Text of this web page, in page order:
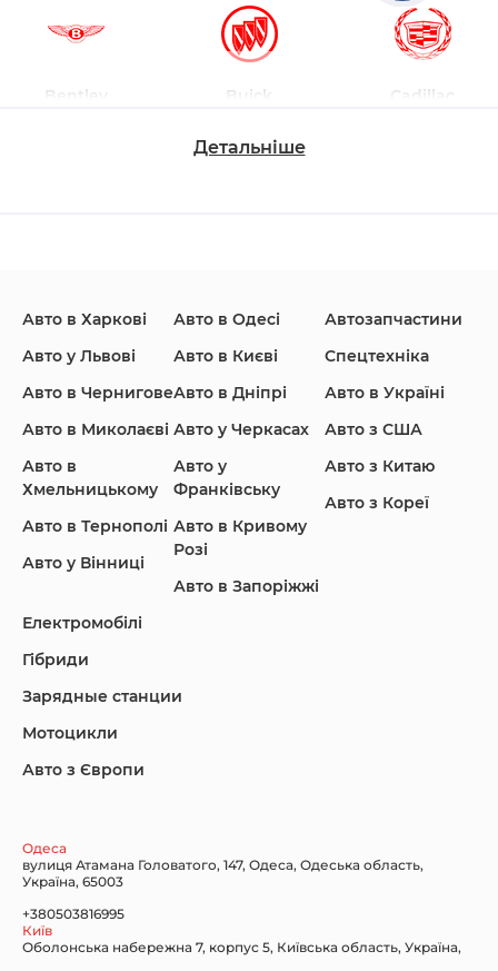
Bentley Buick Cadillac
Honda Hyundai
Infiniti Jaguar Jeep
Land Rover
Nissan
Детальніше
Авто в Харкові
Авто у Львові
Авто в Чернигове
Авто в Миколаєві
Авто в
Хмельницькому
Авто в Тернополі
Авто у Вінниці
Авто в Одесі
Авто в Києві
Авто в Дніпрі
Авто у Черкасах
Авто у
Франківську
Авто в Кривому
Розі
Авто в Запоріжжі
Автозапчастини
Спецтехніка
Авто в Україні
Авто з США
Авто з Китаю
Авто з Кореї
Електромобілі
Гібриди
Зарядные станции
Мотоцикли
Авто з Європи
Одеса
вулиця Атамана Головатого, 147, Одеса, Одеська область,
Україна, 65003
+380503816995
Київ
Оболонська набережна 7, корпус 5, Київська область, Україна,